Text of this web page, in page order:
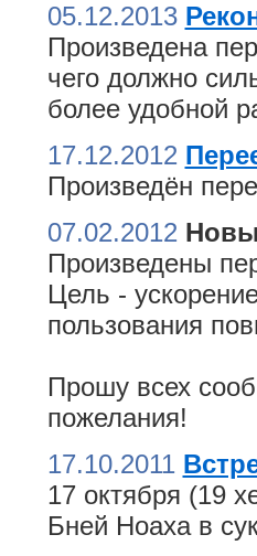
05.12.2013
Произведена
чего должно
более удобной
17.12.2012
Произведён
07.02.2012
Произведены
Цель -
пользования
Прошу всех
пожелания!
17.10.2011
17 октября (19
Бней Ноаха в